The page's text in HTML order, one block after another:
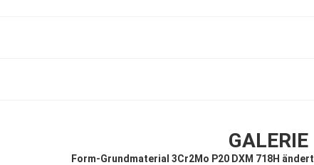
GALERIE
Form-Grundmaterial 3Cr2Mo P20 DXM 718H